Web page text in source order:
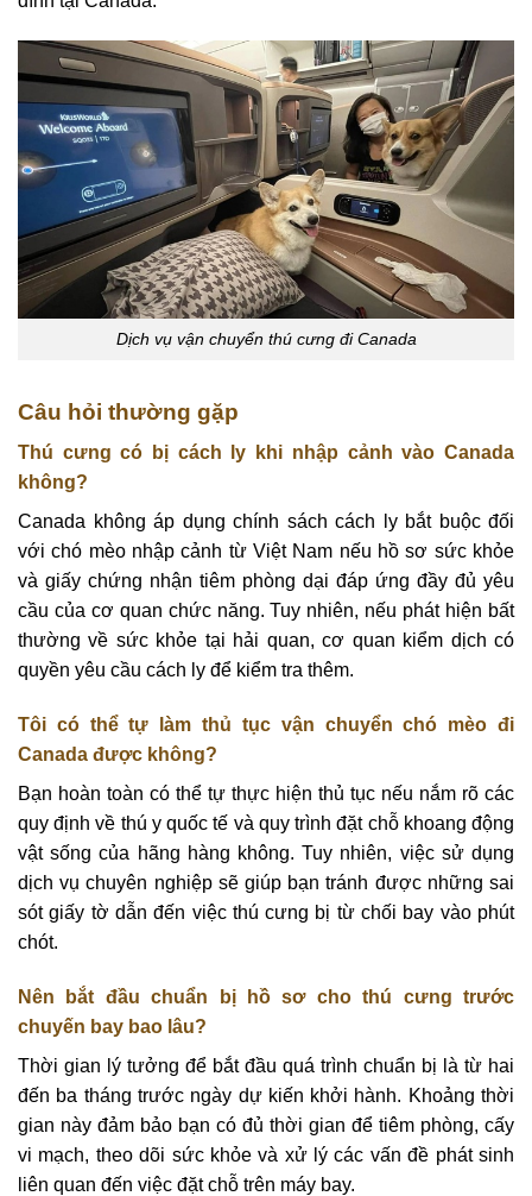
Dịch vụ vận chuyển thú cưng đi Canada
Câu hỏi thường gặp
Thú cưng có bị cách ly khi nhập cảnh vào Canada
không?
Canada không áp dụng chính sách cách ly bắt buộc đối
với chó mèo nhập cảnh từ Việt Nam nếu hồ sơ sức khỏe
và giấy chứng nhận tiêm phòng dại đáp ứng đầy đủ yêu
cầu của cơ quan chức năng. Tuy nhiên, nếu phát hiện bất
thường về sức khỏe tại hải quan, cơ quan kiểm dịch có
quyền yêu cầu cách ly để kiểm tra thêm.
Tôi có thể tự làm thủ tục vận chuyển chó mèo đi
Canada được không?
Bạn hoàn toàn có thể tự thực hiện thủ tục nếu nắm rõ các
quy định về thú y quốc tế và quy trình đặt chỗ khoang động
vật sống của hãng hàng không. Tuy nhiên, việc sử dụng
dịch vụ chuyên nghiệp sẽ giúp bạn tránh được những sai
sót giấy tờ dẫn đến việc thú cưng bị từ chối bay vào phút
chót.
Nên bắt đầu chuẩn bị hồ sơ cho thú cưng trước
chuyến bay bao lâu?
Thời gian lý tưởng để bắt đầu quá trình chuẩn bị là từ hai
đến ba tháng trước ngày dự kiến khởi hành. Khoảng thời
gian này đảm bảo bạn có đủ thời gian để tiêm phòng, cấy
vi mạch, theo dõi sức khỏe và xử lý các vấn đề phát sinh
liên quan đến việc đặt chỗ trên máy bay.